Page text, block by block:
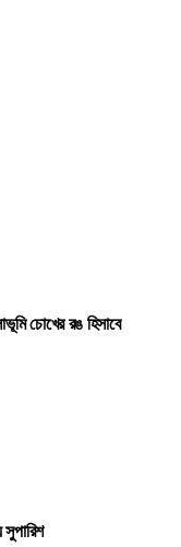
চোখের রঙ হিসাবে